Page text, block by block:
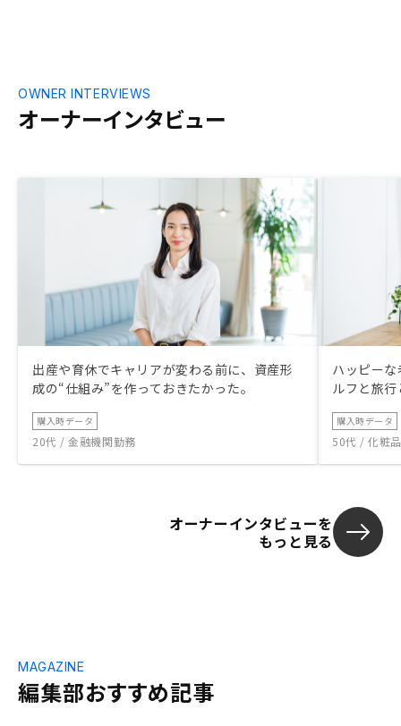
オーナーインタビュー
OWNER INTERVIEWS
出産や育休でキャリアが変わる前に、資産形
成の“仕組み”を作っておきたかった。
購入時データ
20代 / 金融機関勤務
ハッピー
ルフと旅
購入時データ
50代 / 化粧
オーナーインタビューを
もっと見る
編集部おすすめ記事
MAGAZINE